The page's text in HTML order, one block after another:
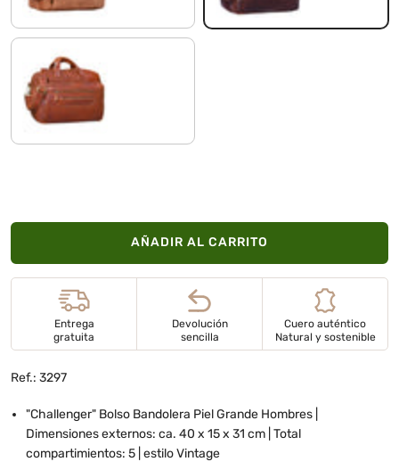
cognac-marrón
AÑADIR AL CARRITO
Entrega
gratuita
Devolución
sencilla
Cuero auténtico
Natural y sostenible
Ref.: 3297
"Challenger" Bolso Bandolera Piel Grande Hombres |
Dimensiones externos: ca. 40 x 15 x 31 cm | Total
compartimientos: 5 | estilo Vintage